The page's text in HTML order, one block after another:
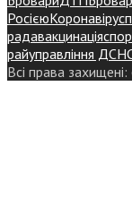
РосієюКоронавірус
радавакцинація
райуправління
Всі права